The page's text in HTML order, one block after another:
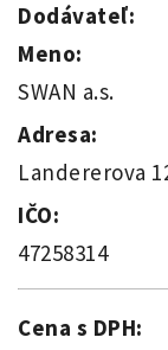
Dodávateľ:
Meno:
SWAN a.s.
Adresa:
Landererova
IČO:
47258314
Cena s DPH: